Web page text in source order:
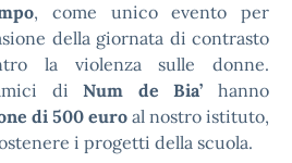
, come unico evento per
della giornata di contrasto
la violenza sulle donne.
amici diNum de Bia’hanno
di 500 euro al nostro istituto,
i progetti della scuola.